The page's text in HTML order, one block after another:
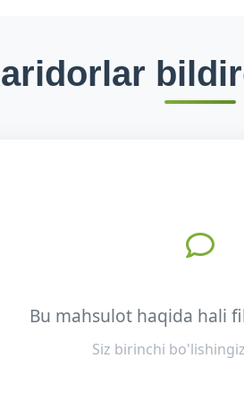
Bu mahsulot haqida hali
Siz birinchi